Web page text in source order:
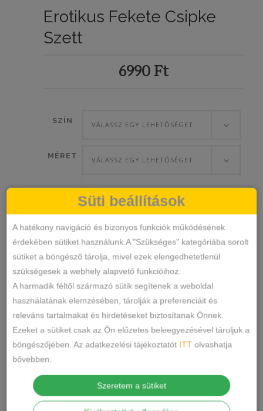
Erotikus Fekete Csipke
Szett
6990 Ft
SZÍN VÁLASSZ EGY LEHETŐSÉGET
MÉRET VÁLASSZ EGY LEHETŐSÉGET
KOSÁRBA TESZEM
SKU 11315
KATEGÓRIA Sexy
CÍMKÉK
MEGOSZTÁS
LEÍRÁS
TOVÁBBI INFORMÁCIÓK
Süti beállítások
A hatékony navigáció és bizonyos funkciók működésének
érdekében sütiket használunk.A "Szükséges" kategóriába sorolt
sütiket a böngésző tárolja, mivel ezek elengedhetetlenül
szükségesek a webhely alapvető funkcióihoz.
A harmadik féltől származó sütik segítenek a weboldal
használatának elemzésében, tárolják a preferenciáit és
releváns tartalmakat és hirdetéseket biztosítanak Önnek.
Ezeket a sütiket csak az Ön előzetes beleegyezésével tároljuk a
böngészőjében. Az adatkezelési tájékoztatót ITT olvashatja
bővebben.
Szeretem a sütiket